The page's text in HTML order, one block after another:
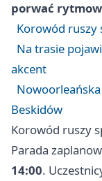
porwać
Korowód ruszy
Na trasie
akcent
Beskidów
Korowód ruszy
Parada
14:00.